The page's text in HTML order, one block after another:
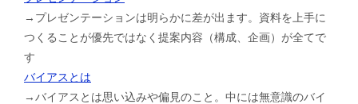
→プレゼンテーションは明らかに差が出ます。資料を上手に
つくることが優先ではなく提案内容（構成、企画）が全てで
す
バイアスとは
→バイアスとは思い込みや偏見のこと。中には無意識のバイ